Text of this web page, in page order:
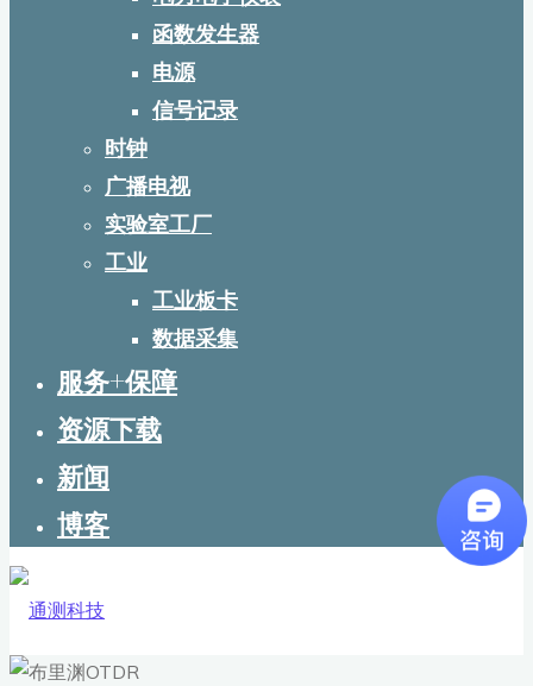
函数发生器
电源
信号记录
时钟
广播电视
实验室工厂
工业
工业板卡
数据采集
服务+保障
资源下载
新闻
博客